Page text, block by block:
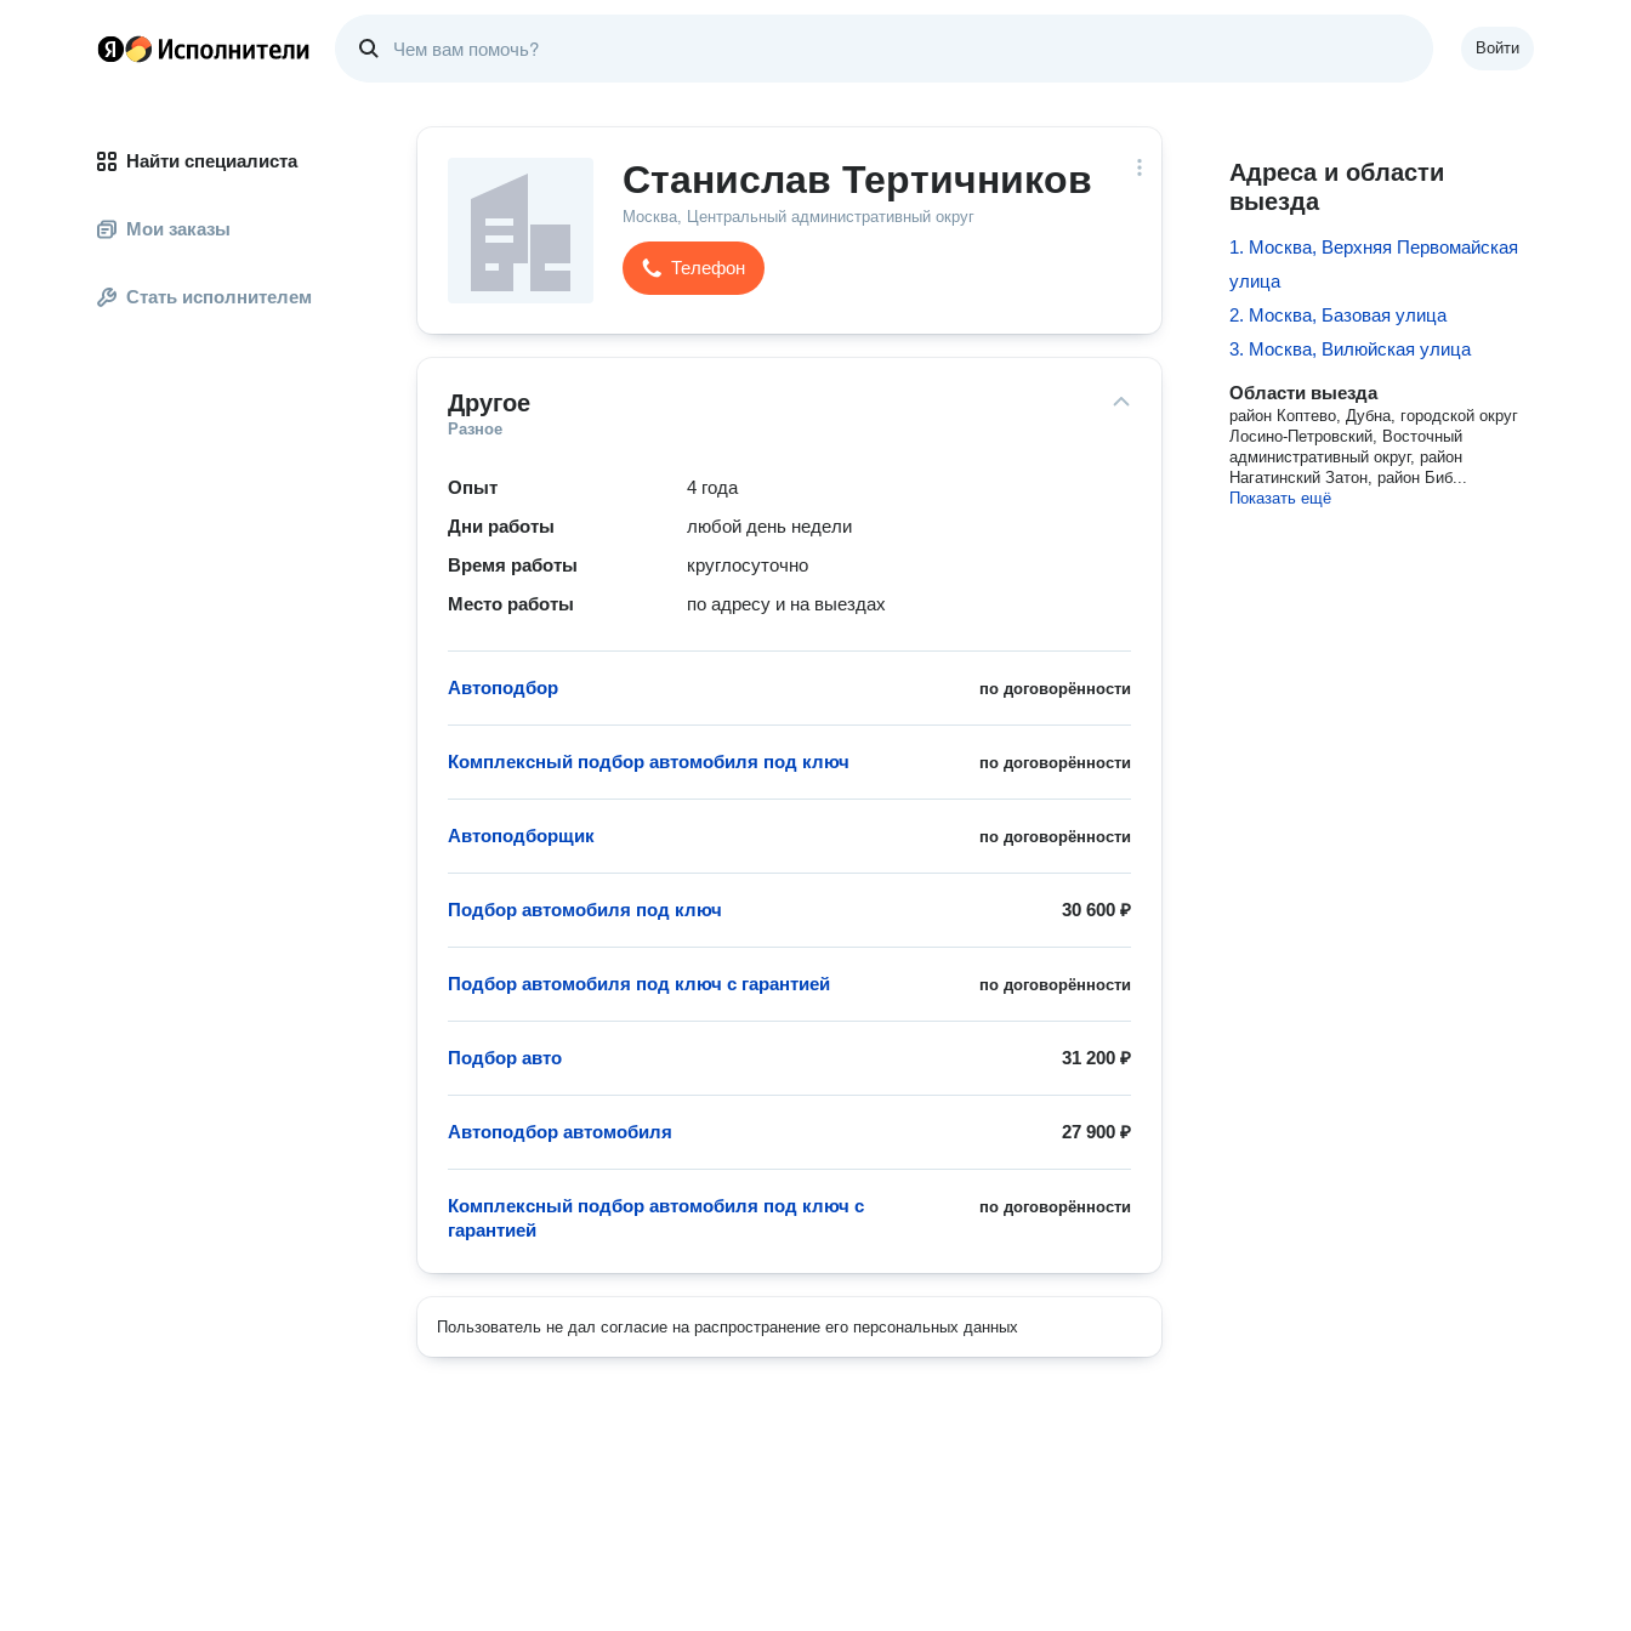
Войти
Найти специалиста
Мои заказы
Стать исполнителем
Станислав Тертичников
Москва, Центральный административный округ
Телефон
Другое
Разное
Опыт
4 года
Дни работы
любой день недели
Время работы
круглосуточно
Место работы
по адресу и на выездах
по договорённости
Автоподбор
по договорённости
Комплексный подбор автомобиля под ключ
по договорённости
Автоподборщик
30 600 ₽
Подбор автомобиля под ключ
по договорённости
Подбор автомобиля под ключ с гарантией
31 200 ₽
Подбор авто
27 900 ₽
Автоподбор автомобиля
по договорённости
Комплексный подбор автомобиля под ключ с
гарантией
Пользователь не дал согласие на распространение его персональных данных
Адреса и области
выезда
1. Москва, Верхняя Первомайская
улица
2. Москва, Базовая улица
3. Москва, Вилюйская улица
Области выезда
район Коптево, Дубна, городской округ
Лосино-Петровский, Восточный
административный округ, район
Нагатинский Затон, район Биб...
Показать ещё